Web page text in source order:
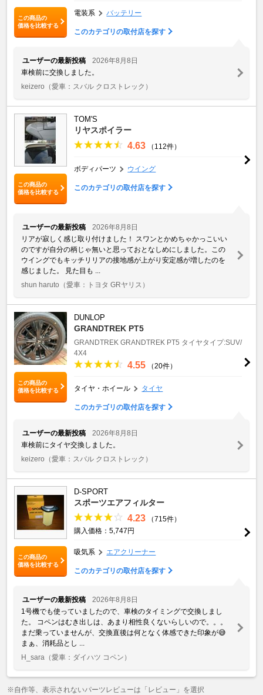
この商品の
価格を比較する
電装系 バッテリー
このカテゴリの取付店を探す
ユーザーの最新投稿
2026年8月8日
車検前に交換しました。
keizero （愛車：スバル クロストレック）
この商品の
価格を比較する
TOM'S
リヤスポイラー
4.63 （112件）
ボディパーツ ウイング
このカテゴリの取付店を探す
ユーザーの最新投稿
2026年8月8日
リアが寂しく感じ取り付けました！ スワンとかめちゃかっこいい
のですが自分の柄じゃ無いと思っておとなしめにしました。この
ウイングでもキッチリリアの接地感が上がり安定感が増したのを
感じました。 見た目も ...
shun haruto （愛車：トヨタ GRヤリス）
この商品の
価格を比較する
DUNLOP
GRANDTREK PT5
GRANDTREK GRANDTREK PT5 タイヤタイプ:SUV/
4X4
4.55 （20件）
タイヤ・ホイール タイヤ
このカテゴリの取付店を探す
ユーザーの最新投稿
2026年8月8日
車検前にタイヤ交換しました。
keizero （愛車：スバル クロストレック）
この商品の
価格を比較する
D-SPORT
スポーツエアフィルター
4.23
（715件）
購入価格：5,747円
吸気系 エアクリーナー
このカテゴリの取付店を探す
ユーザーの最新投稿
2026年8月8日
1号機でも使っていましたので、車検のタイミングで交換しまし
た。 コペンはむき出しは、あまり相性良くないらしいので。。。
まだ乗っていませんが、交換直後は何となく体感できた印象が😅
まぁ、消耗品とし ...
H_sara （愛車：ダイハツ コペン）
※自作等、表示されないパーツレビューは「レビュー」を選択